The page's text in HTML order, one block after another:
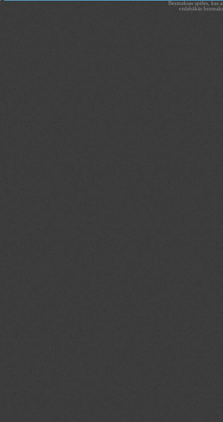
Bezmaksas spēles,
vislabākās